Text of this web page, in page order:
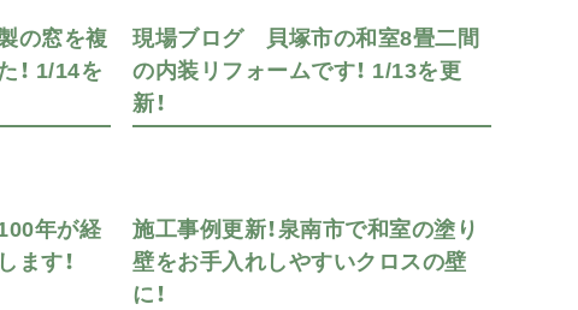
の窓を複
！ 1/14を
現場ブログ 貝塚市の和室8畳二間
の内装リフォームです！ 1/13を更
新！
年が経
ます！
施工事例更新！泉南市で和室の塗り
壁をお手入れしやすいクロスの壁
に！